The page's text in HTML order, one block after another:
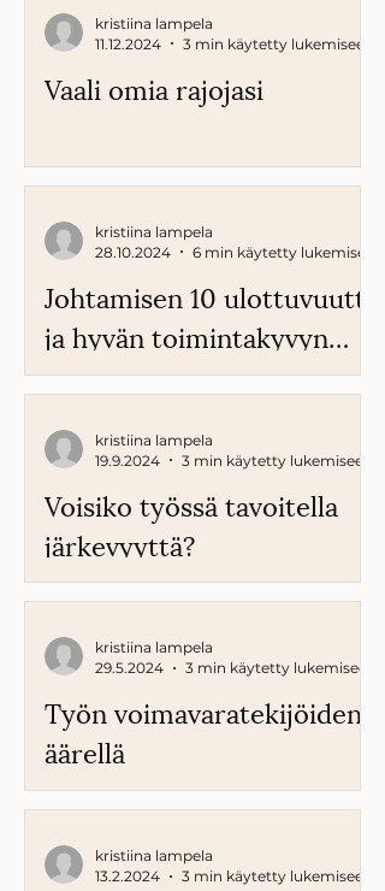
Vaali omia rajojasi
kristiina lampela
11.12.2024
3 min käytetty lukemiseen
Johtamisen 10 ulottuvuutta
ja hyvän toimintakyvyn
vaaliminen
kristiina lampela
28.10.2024
Voisiko työssä tavoitella
järkevyyttä?
kristiina lampela
19.9.2024
3 min käytetty lukemiseen
Työn voimavara­tekijöiden
äärellä
kristiina lampela
29.5.2024
3 min käytetty lukemiseen
kristiina lampela
13.2.2024
3 min käytetty lukemiseen